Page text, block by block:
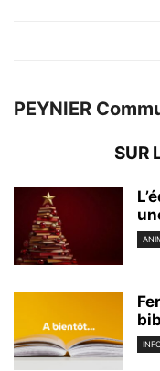
PEYNIER
SUR